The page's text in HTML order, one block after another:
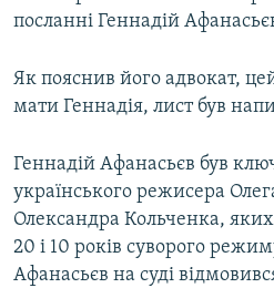
посланні Геннадій
Як пояснив його адвокат,
мати Геннадія, лист був
Геннадій Афанасьєв був
українського режисера
Олександра Кольченка,
20 і 10 років суворого
Афанасьєв на суді